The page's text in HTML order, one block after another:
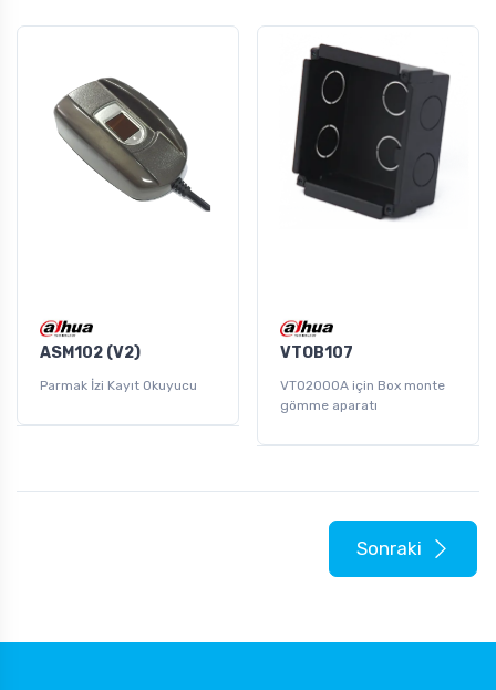
ASM102 (V2)
Parmak İzi Kayıt Okuyucu
VTOB107
VTO2000A için Box monte
gömme aparatı
Sonraki